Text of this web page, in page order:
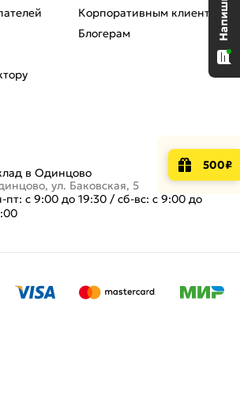
Корпоративным клиентам
Блогерам
в Одинцово
ул. Баковская, 5
пт: с 9:00 до 19:30 /сб-вс: с 9:00 до
500₽